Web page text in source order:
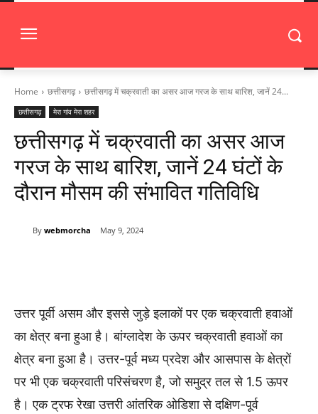
Home छत्तीसगढ़ छत्तीसगढ़ में चक्रवाती का असर आज गरज के साथ बारिश, जानें 24...
छत्तीसगढ़ मेरा गांव मेरा शहर
छत्तीसगढ़ में चक्रवाती का असर आज
गरज के साथ बारिश, जानें 24 घंटों के
दौरान मौसम की संभावित गतिविधि
By webmorcha May 9, 2024
उत्तर पूर्वी असम और इससे जुड़े इलाकों पर एक चक्रवाती हवाओं
का क्षेत्र बना हुआ है। बांग्लादेश के ऊपर चक्रवाती हवाओं का
क्षेत्र बना हुआ है। उत्तर-पूर्व मध्य प्रदेश और आसपास के क्षेत्रों
पर भी एक चक्रवाती परिसंचरण है, जो समुद्र तल से 1.5 ऊपर
है। एक ट्रफ रेखा उत्तरी आंतरिक ओडिशा से दक्षिण-पूर्व